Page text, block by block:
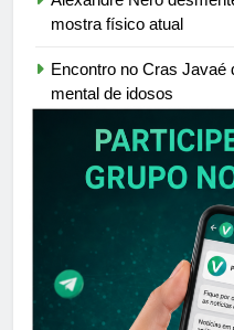
mostra físico atual
Encontro no Cras Javaé
mental de idosos